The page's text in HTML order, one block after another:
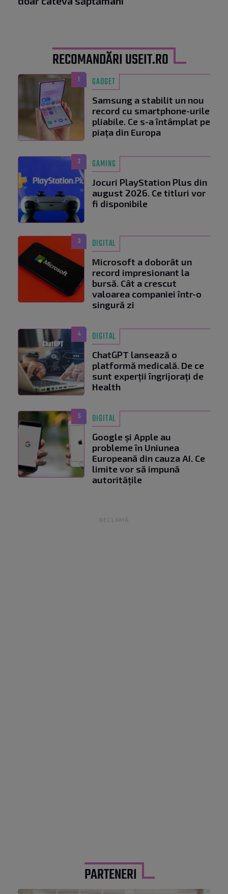
RECOMANDĂRI USEIT.RO
1 GADGET
Samsung a stabilit un nou
record cu smartphone-urile
pliabile. Ce s-a întâmplat pe
piața din Europa
2 GAMING
Jocuri PlayStation Plus din
august 2026. Ce titluri vor
fi disponibile
3 DIGITAL
Microsoft a doborât un
record impresionant la
bursă. Cât a crescut
valoarea companiei într-o
singură zi
4 DIGITAL
ChatGPT lansează o
platformă medicală. De ce
sunt experții îngrijorați de
Health
5 DIGITAL
Google și Apple au
probleme în Uniunea
Europeană din cauza AI. Ce
limite vor să impună
autoritățile
RECLAMĂ
PARTENERI